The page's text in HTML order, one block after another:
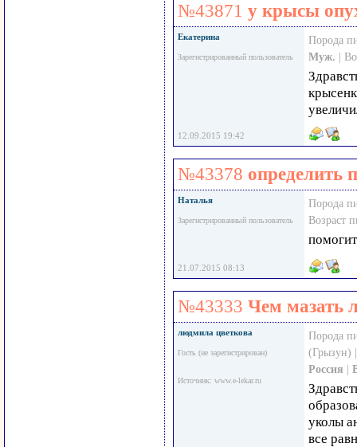
№43871 у крысы
Екатерина
Зарегистрированный пользователь
Порода
Муж. |
12.09.2015 19:42
№43378 определить
Наталья
Зарегистрированный пользователь
Порода
Возраст
21.07.2015 08:13
№43333 Чем мазать
людмила цветкова
Гость (не зарегистрирован)
Источник: www.e-lekar.ru
Порода
(Грызун)
Россия |
уколы
все